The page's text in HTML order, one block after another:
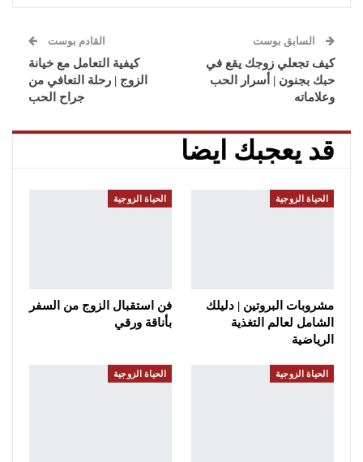
السابق بوست
كيف تجعلي زوجك يقع في
حبك بجنون | أسرار الحب
وعلاماته
القادم بوست
كيفية التعامل مع خيانة
الزوج | رحلة التعافي من
جراح الحب
قد يعجبك ايضا
الحياة الزوجية
مشروبات البروتين | دليلك
الشامل لعالم التغذية
الرياضية
الحياة الزوجية
فن استقبال الزوج من السفر
بأناقة ورقي
الحياة الزوجية الحياة الزوجية